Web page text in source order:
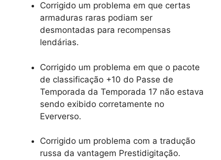
Corrigido um problema em que certas
armaduras raras podiam ser
desmontadas para recompensas
lendárias.
Corrigido um problema em que o pacote
de classificação +10 do Passe de
Temporada da Temporada 17 não estava
sendo exibido corretamente no
Eververso.
Corrigido um problema com a tradução
russa da vantagem Prestidigitação.